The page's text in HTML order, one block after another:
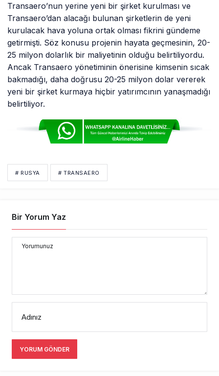
Transaero’nun yerine yeni bir şirket kurulması ve
Transaero’dan alacağı bulunan şirketlerin de yeni
kurulacak hava yoluna ortak olması fikrini gündeme
getirmişti. Söz konusu projenin hayata geçmesinin, 20-
25 milyon dolarlık bir maliyetinin olduğu belirtiliyordu.
Ancak Transaero yönetiminin önerisine kimsenin sıcak
bakmadığı, daha doğrusu 20-25 milyon dolar vererek
yeni bir şirket kurmaya hiçbir yatırımcının yanaşmadığı
belirtiliyor.
# RUSYA # TRANSAERO
Bir Yorum Yaz
Yorumunuz
Adınız
YORUM GÖNDER